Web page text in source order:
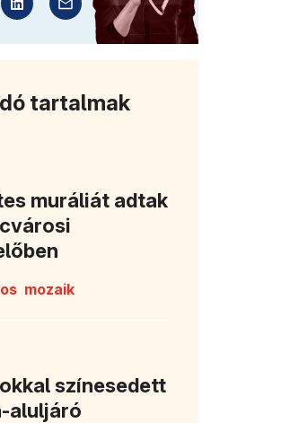
tartalmak
muráliát adtak
mozaik
színesedett
aluljáró